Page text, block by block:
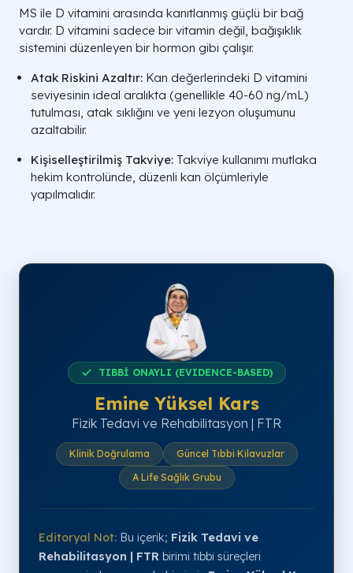
MS ile D vitamini arasında kanıtlanmış güçlü bir bağ
vardır. D vitamini sadece bir vitamin değil, bağışıklık
sistemini düzenleyen bir hormon gibi çalışır.
Atak Riskini Azaltır: Kan değerlerindeki D vitamini
seviyesinin ideal aralıkta (genellikle 40-60 ng/mL)
tutulması, atak sıklığını ve yeni lezyon oluşumunu
azaltabilir.
Kişiselleştirilmiş Takviye: Takviye kullanımı mutlaka
hekim kontrolünde, düzenli kan ölçümleriyle
yapılmalıdır.
TIBBİ ONAYLI (EVIDENCE-BASED)
Emine Yüksel Kars
Fizik Tedavi ve Rehabilitasyon | FTR
Klinik Doğrulama
Güncel Tıbbi Kılavuzlar
A Life Sağlık Grubu
Editoryal Not: Bu içerik; Fizik Tedavi ve
Rehabilitasyon | FTR birimi tıbbi süreçleri